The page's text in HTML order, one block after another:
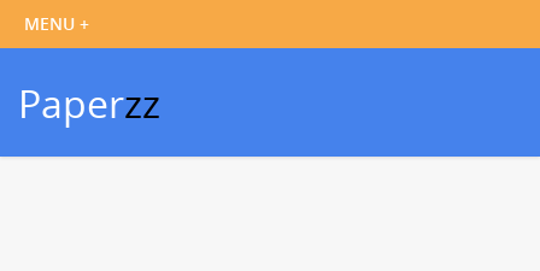
Paperzz